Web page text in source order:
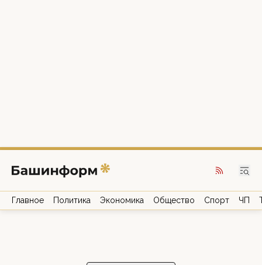
Главное Политика Экономика Общество Спорт ЧП